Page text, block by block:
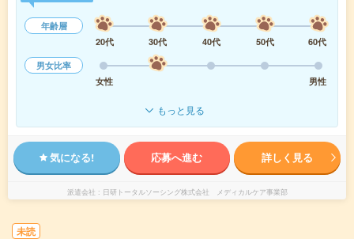
年齢層
20代
30代 40代 50代
60代
男女比率
女性
男性
もっと見る
気になる! 応募へ進む 詳しく見る
派遣会社 日研トータルソーシング株式会社 メディカルケア事業部
未読